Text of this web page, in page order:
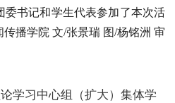
委书记和学生代表参加了本次活
播学院 文/张景瑞 图/杨铭洲 审
学习中心组（扩大）集体学